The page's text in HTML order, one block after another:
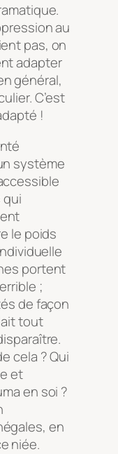
au
pas, on
adapter
général,
C’est
!
système
qui
le poids
portent
;
de façon
tout
cela ? Qui
et
en soi ?
en
niée.